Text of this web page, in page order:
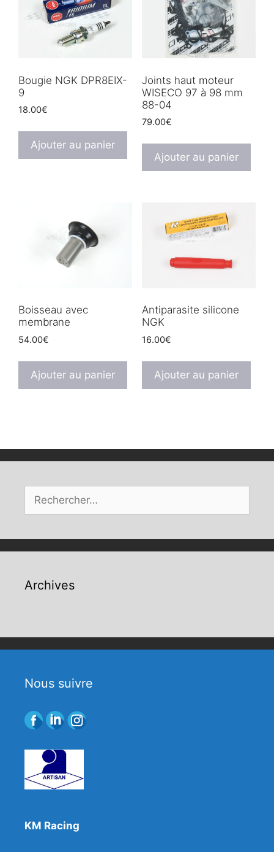
Bougie NGK DPR8EIX-
9
18.00€
Ajouter au panier
Joints haut moteur
WISECO 97 à 98 mm
88-04
79.00€
Ajouter au panier
Boisseau avec
membrane
54.00€
Ajouter au panier
Antiparasite silicone
NGK
16.00€
Ajouter au panier
Rechercher :
Archives
Nous suivre
KM Racing